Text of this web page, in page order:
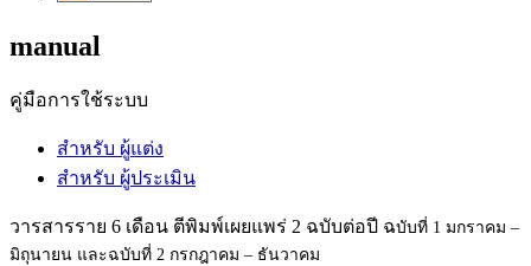
manual
คู่มือการใช้ระบบ
สำหรับ ผู้แต่ง
สำหรับ ผู้ประเมิน
วารสารราย 6 เดือน ตีพิมพ์เผยแพร่ 2 ฉบับต่อปี ฉบับที่ 1 มกราคม –
มิถุนายน และฉบับที่ 2 กรกฎาคม – ธันวาคม